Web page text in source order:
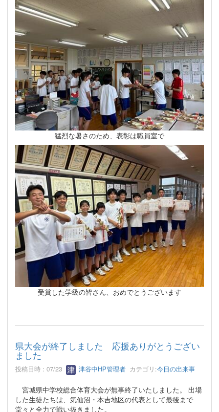
猛烈な暑さのため、表彰は職員室で
受賞した学級の皆さん、おめでとうございます
県大会が終了しました 応援ありがとうござい
ました
投稿日時 : 07/23 津谷中HP管理者 カテゴリ:今日の出来事
宮城県中学校総合体育大会が無事終了いたしました。 出場
した生徒たちは、気仙沼・本吉地区の代表として最後まで
堂々と全力で戦い抜きました。